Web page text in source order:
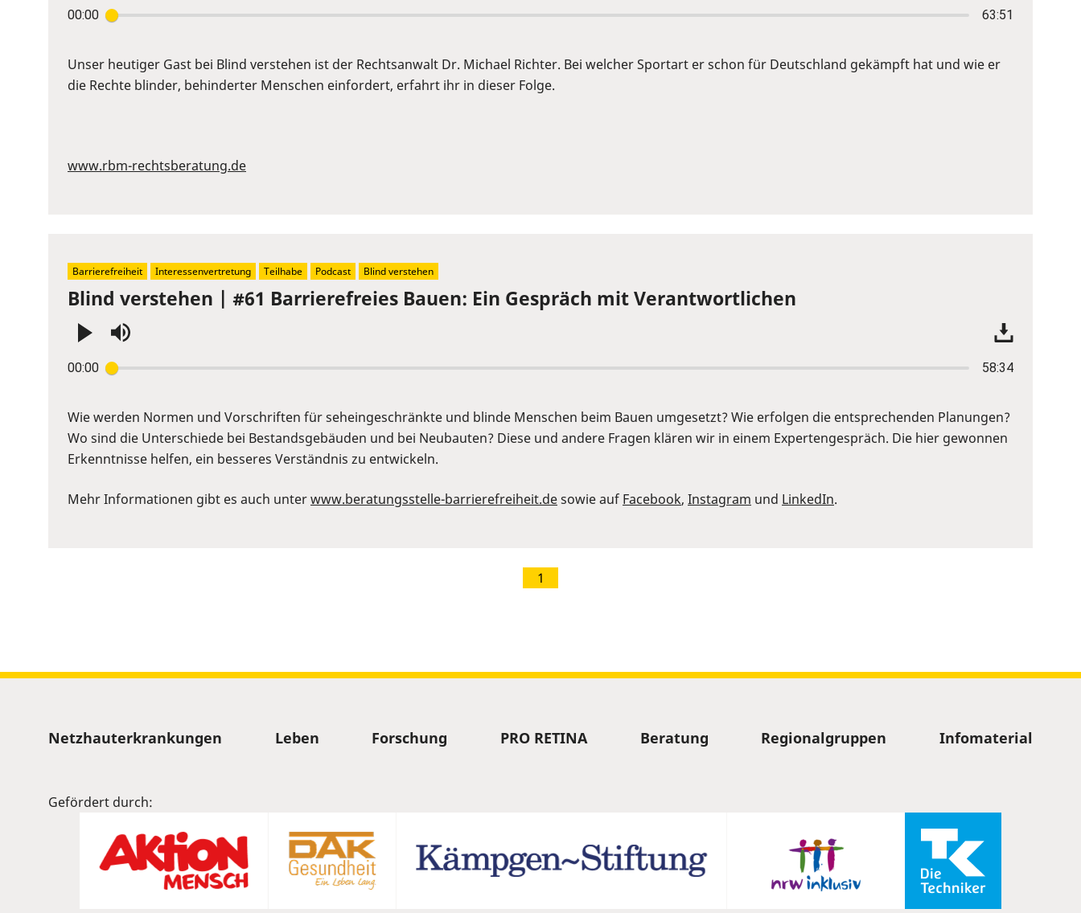
00:00 63:51
Enter
Space
to
Unser heutiger Gast bei Blind verstehen ist der Rechtsanwalt Dr. Michael Richter. Bei welcher Sportart er schon für Deutschland gekämpft hat und wie er
die Rechte blinder, behinderter Menschen einfordert, erfahrt ihr in dieser Folge.
www.rbm-rechtsberatung.de
Blind verstehen | #61 Barrierefreies Bauen: Ein Gespräch mit Verantwortlichen
00:00 58:34
Enter
Space
to
show
slider.
Wie werden Normen und Vorschriften für seheingeschränkte und blinde Menschen beim Bauen umgesetzt? Wie erfolgen die entsprechenden Planungen?
Wo sind die Unterschiede bei Bestandsgebäuden und bei Neubauten? Diese und andere Fragen klären wir in einem Expertengespräch. Die hier gewonnen
Erkenntnisse helfen, ein besseres Verständnis zu entwickeln.
Mehr Informationen gibt es auch unterwww.beratungsstelle-barrierefreiheit.desowie auf Facebook, Instagram und LinkedIn.
Barrierefreiheit Interessenvertretung Teilhabe Podcast Blind verstehen
1
Sitemap
Netzhauterkrankungen Leben Forschung PRO RETINA Beratung Regionalgruppen Infomaterial
Gefördert durch: